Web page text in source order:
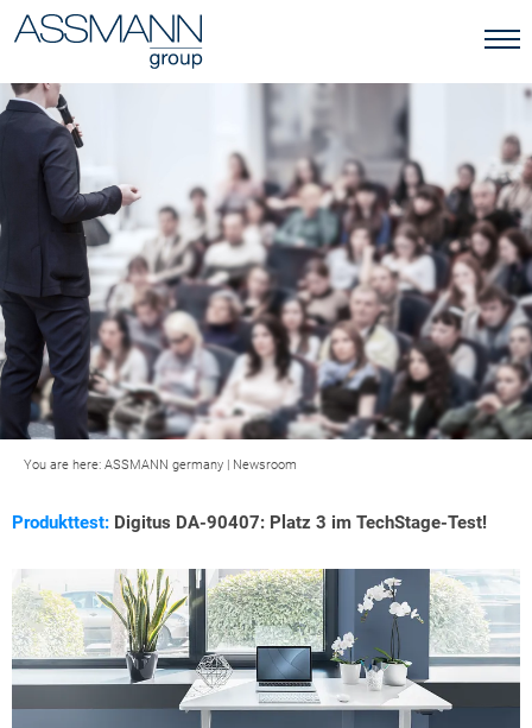
You are here: ASSMANN germany | Newsroom
Produkttest: Digitus DA-90407: Platz 3 im TechStage-Test!